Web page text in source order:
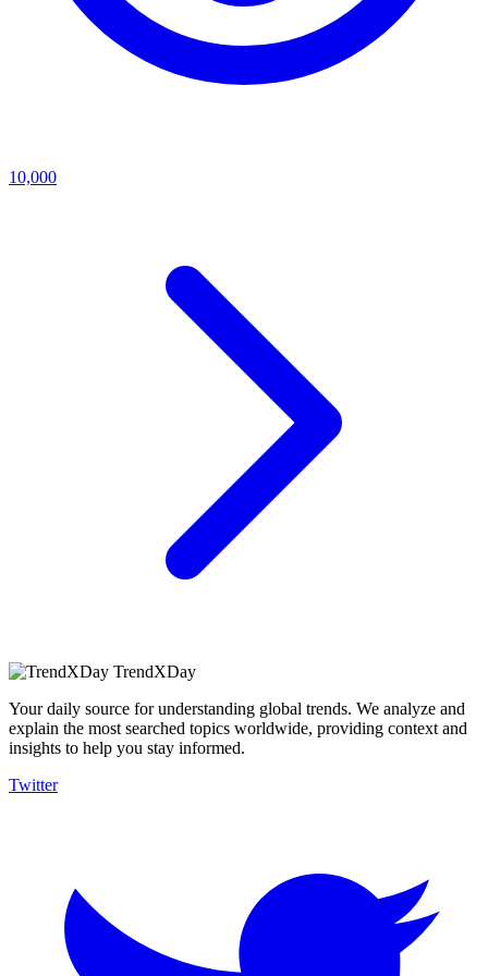
10,000
TrendXDay
Your daily source for understanding global trends. We analyze and
explain the most searched topics worldwide, providing context and
insights to help you stay informed.
Twitter